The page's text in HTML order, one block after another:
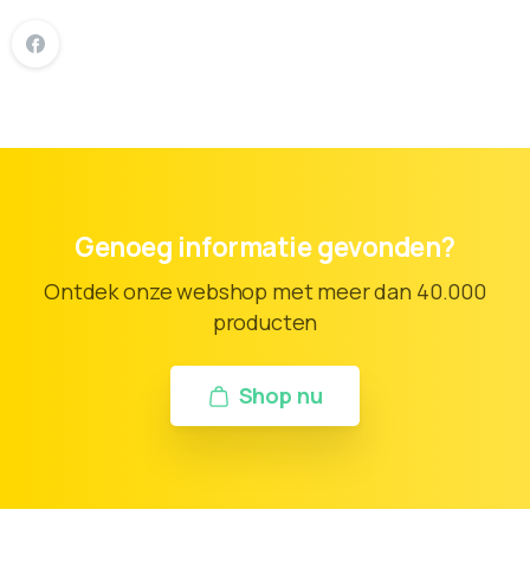
Genoeg informatie gevonden?
Ontdek onze webshop met meer dan 40.000
producten
Shop nu